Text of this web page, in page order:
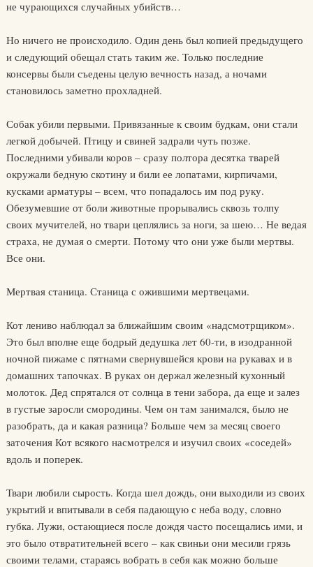
не чурающихся случайных убийств…
Но ничего не происходило. Один день был копией предыдущего
и следующий обещал стать таким же. Только последние
консервы были съедены целую вечность назад, а ночами
становилось заметно прохладней.
Собак убили первыми. Привязанные к своим будкам, они стали
легкой добычей. Птицу и свиней задрали чуть позже.
Последними убивали коров – сразу полтора десятка тварей
окружали бедную скотину и били ее лопатами, кирпичами,
кусками арматуры – всем, что попадалось им под руку.
Обезумевшие от боли животные прорывались сквозь толпу
своих мучителей, но твари цеплялись за ноги, за шею… Не ведая
страха, не думая о смерти. Потому что они уже были мертвы.
Все они.
Мертвая станица. Станица с ожившими мертвецами.
Кот лениво наблюдал за ближайшим своим «надсмотрщиком».
Это был вполне еще бодрый дедушка лет 60-ти, в изодранной
ночной пижаме с пятнами свернувшейся крови на рукавах и в
домашних тапочках. В руках он держал железный кухонный
молоток. Дед спрятался от солнца в тени забора, да еще и залез
в густые заросли смородины. Чем он там занимался, было не
разобрать, да и какая разница? Больше чем за месяц своего
заточения Кот всякого насмотрелся и изучил своих «соседей»
вдоль и поперек.
Твари любили сырость. Когда шел дождь, они выходили из своих
укрытий и впитывали в себя падающую с неба воду, словно
губка. Лужи, остающиеся после дождя часто посещались ими, и
это было отвратительней всего – как свиньи они месили грязь
своими телами, стараясь вобрать в себя как можно больше